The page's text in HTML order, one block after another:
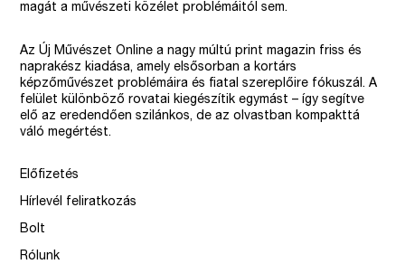
magát a művészeti közélet problémáitól sem.
Az Új Művészet Online a nagy múltú print magazin friss és
naprakész kiadása, amely elsősorban a kortárs
képzőművészet problémáira és fiatal szereplőire fókuszál. A
felület különböző rovatai kiegészítik egymást – így segítve
elő az eredendően szilánkos, de az olvastban kompakttá
váló megértést.
Előfizetés
Hírlevél feliratkozás
Bolt
Rólunk